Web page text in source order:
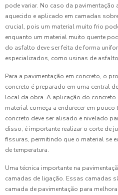
pode variar. No caso da
aquecido e aplicado em camadas
crucial, pois um material muito frio
enquanto um material muito quente
do asfalto deve ser feita de forma
especializados, como usinas de
Para a pavimentação em concreto, o
concreto é preparado em uma central
local da obra. A aplicação do concreto
material começa a endurecer em
concreto deve ser alisado e nivelado
disso, é importante realizar o corte de
fissuras, permitindo que o material se
de temperatura.
Uma técnica importante na
camadas de ligação. Essas camadas
camada de pavimentação para